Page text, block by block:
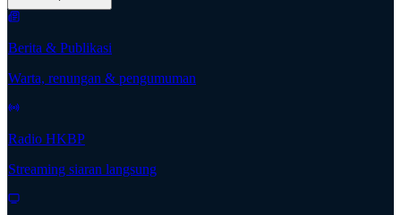
Berita & Publikasi
Warta, renungan & pengumuman
Radio HKBP
Streaming siaran langsung